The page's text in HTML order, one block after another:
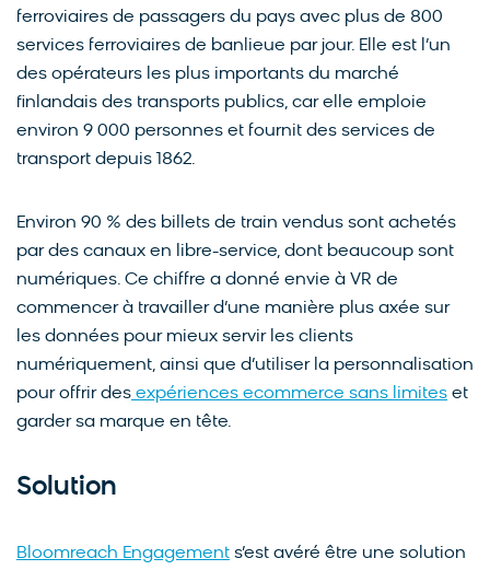
ferroviaires de passagers du pays avec plus de 800
services ferroviaires de banlieue par jour. Elle est l’un
des opérateurs les plus importants du marché
finlandais des transports publics, car elle emploie
environ 9 000 personnes et fournit des services de
transport depuis 1862.
Environ 90 % des billets de train vendus sont achetés
par des canaux en libre-service, dont beaucoup sont
numériques. Ce chiffre a donné envie à VR de
commencer à travailler d’une manière plus axée sur
les données pour mieux servir les clients
numériquement, ainsi que d’utiliser la personnalisation
pour offrir des expériences ecommerce sans limites et
garder sa marque en tête.
Solution
Bloomreach Engagement s’est avéré être une solution